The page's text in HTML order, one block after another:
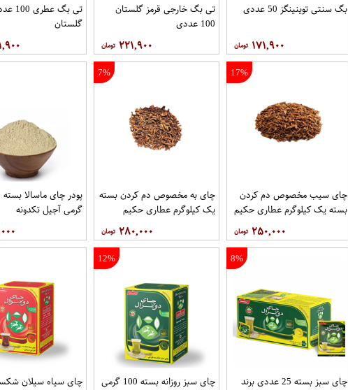
بگ سنتی توینینگز 50 عددی
۱۷۱,۹۰۰
تی بگ خارجی قرمز گلستان
100 عددی
۲۲۱,۹۰۰
تی بگ
گلستان
17%
چای سیب مخصوص دم کردن
بسته یک کیلوگرم عطاری حکیم
۲۵۰,۰۰۰
7%
چای به مخصوص دم کردن بسته
یک کیلوگرم عطاری حکیم
۲۸۰,۰۰۰
گرمی آجیل تکدونه
8%
چای سبز بسته 25 عددی برند
12%
چای سبز روزانه بسته 100 گرمی
چای سیاه سیلان